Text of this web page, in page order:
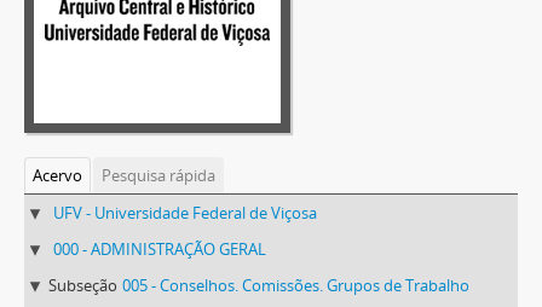
Acervo
Pesquisa rápida
UFV - Universidade Federal de Viçosa
000 - ADMINISTRAÇÃO GERAL
Subseção 005 - Conselhos. Comissões. Grupos de Trabalho